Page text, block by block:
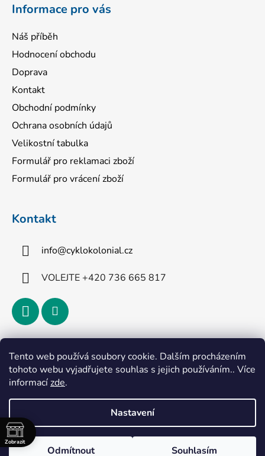
Tento web používá soubory cookie. Dalším procházením
tohoto webu vyjadřujete souhlas s jejich používáním.. Více
informacízde.
Nastavení
Odmítnout Souhlasím
Informace pro vás
Náš příběh
Hodnocení obchodu
Doprava
Kontakt
Obchodní podmínky
Ochrana osobních údajů
Velikostní tabulka
Formulář pro reklamaci zboží
Formulář pro vrácení zboží
Kontakt
info@cyklokolonial.cz
VOLEJTE +420 736 665 817
Přijímáme online platby
Vytvořil Shoptet
Copyright 2026
. Všechna práva
Zobrazit